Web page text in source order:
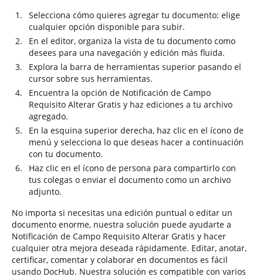
Selecciona cómo quieres agregar tu documento: elige
cualquier opción disponible para subir.
En el editor, organiza la vista de tu documento como
desees para una navegación y edición más fluida.
Explora la barra de herramientas superior pasando el
cursor sobre sus herramientas.
Encuentra la opción de Notificación de Campo
Requisito Alterar Gratis y haz ediciones a tu archivo
agregado.
En la esquina superior derecha, haz clic en el ícono de
menú y selecciona lo que deseas hacer a continuación
con tu documento.
Haz clic en el ícono de persona para compartirlo con
tus colegas o enviar el documento como un archivo
adjunto.
No importa si necesitas una edición puntual o editar un
documento enorme, nuestra solución puede ayudarte a
Notificación de Campo Requisito Alterar Gratis y hacer
cualquier otra mejora deseada rápidamente. Editar, anotar,
certificar, comentar y colaborar en documentos es fácil
usando DocHub. Nuestra solución es compatible con varios